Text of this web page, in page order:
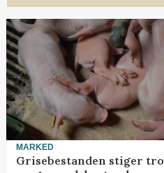
MARKED
Grisebestanden stiger